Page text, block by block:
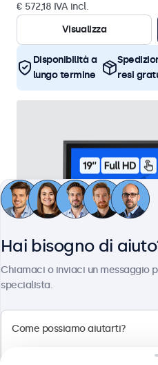
€ 572,18 IVA incl.
Visualizza
Disponibilità a
lungo termine
resi
Articolo:19TS7M
Hai bisogno di
Chiamaci o inviaci un messaggio
specialista.